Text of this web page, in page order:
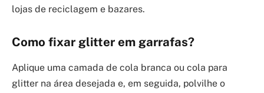
lojas de reciclagem e bazares.
Como fixar glitter em garrafas?
Aplique uma camada de cola branca ou cola para
glitter na área desejada e, em seguida, polvilhe o